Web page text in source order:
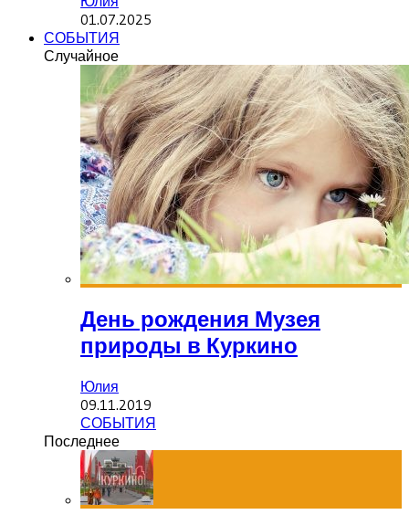
01.07.2025
СОБЫТИЯ
Случайное
День рождения Музея
природы в Куркино
Юлия
09.11.2019
СОБЫТИЯ
Последнее